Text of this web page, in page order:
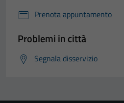
Prenota appuntamento
Problemi in città
Segnala disservizio